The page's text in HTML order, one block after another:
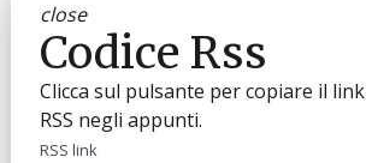
close
Codice Rss
Clicca sul pulsante per copiare il link
RSS negli appunti.
RSS link